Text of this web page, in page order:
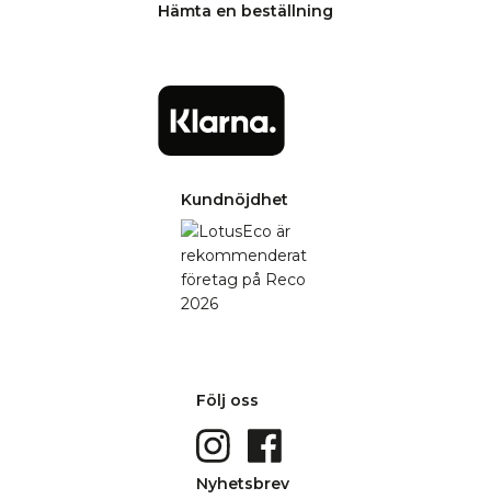
Hämta en beställning
Kundnöjdhet
Följ oss
Nyhetsbrev